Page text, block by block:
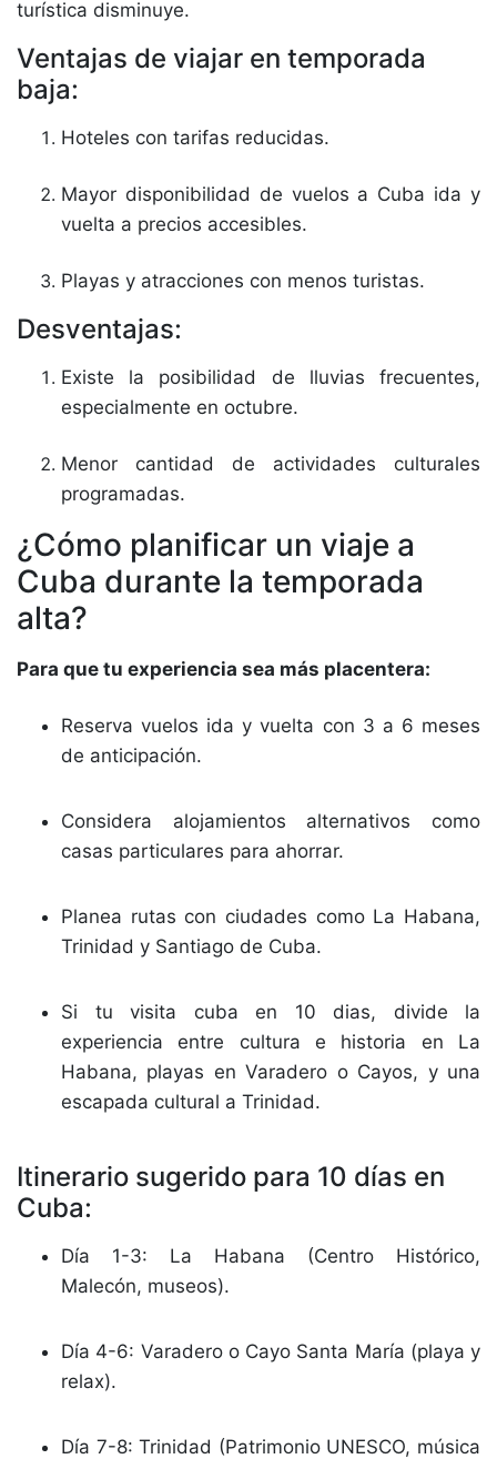
turística disminuye.
Ventajas de viajar en temporada
baja:
Hoteles con tarifas reducidas.
Mayor disponibilidad de vuelos a Cuba ida y
vuelta a precios accesibles.
Playas y atracciones con menos turistas.
Desventajas:
Existe la posibilidad de lluvias frecuentes,
especialmente en octubre.
Menor cantidad de actividades culturales
programadas.
¿Cómo planificar un viaje a
Cuba durante la temporada
alta?
Para que tu experiencia sea más placentera:
Reserva vuelos ida y vuelta con 3 a 6 meses
de anticipación.
Considera alojamientos alternativos como
casas particulares para ahorrar.
Planea rutas con ciudades como La Habana,
Trinidad y Santiago de Cuba.
Si tu visita cuba en 10 dias, divide la
experiencia entre cultura e historia en La
Habana, playas en Varadero o Cayos, y una
escapada cultural a Trinidad.
Itinerario sugerido para 10 días en
Cuba:
Día 1-3: La Habana (Centro Histórico,
Malecón, museos).
Día 4-6: Varadero o Cayo Santa María (playa y
relax).
Día 7-8: Trinidad (Patrimonio UNESCO, música